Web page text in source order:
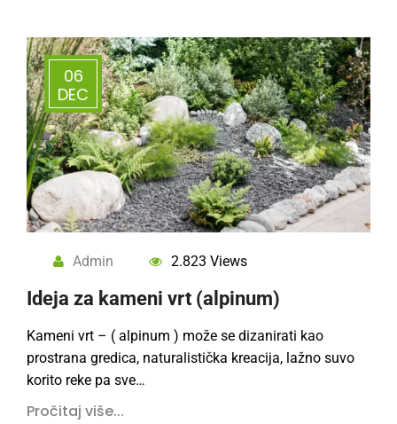
06
DEC
Admin 2.823 Views
Ideja za kameni vrt (alpinum)
Kameni vrt – ( alpinum ) može se dizanirati kao
prostrana gredica, naturalistička kreacija, lažno suvo
korito reke pa sve…
Pročitaj više...